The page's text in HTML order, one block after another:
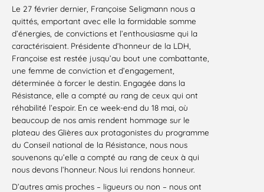
Le 27 février dernier, Françoise Seligmann nous a
quittés, emportant avec elle la formidable somme
d’énergies, de convictions et l’enthousiasme qui la
caractérisaient. Présidente d’honneur de la LDH,
Françoise est restée jusqu’au bout une combattante,
une femme de conviction et d’engagement,
déterminée à forcer le destin. Engagée dans la
Résistance, elle a compté au rang de ceux qui ont
réhabilité l’espoir. En ce week-end du 18 mai, où
beaucoup de nos amis rendent hommage sur le
plateau des Glières aux protagonistes du programme
du Conseil national de la Résistance, nous nous
souvenons qu’elle a compté au rang de ceux à qui
nous devons l’honneur. Nous lui rendons honneur.
D’autres amis proches – ligueurs ou non – nous ont